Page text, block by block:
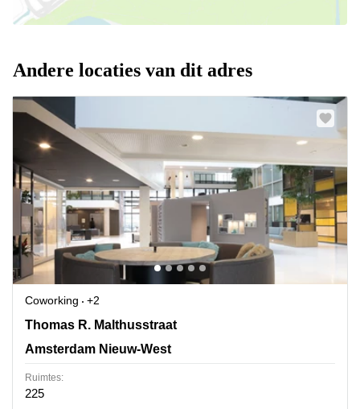
Andere locaties van dit adres
Coworking
+2
Thomas R. Malthusstraat 1-3, Amsterdam Nieuw-West
Thomas R. Malthusstraat
Amsterdam Nieuw-West
Ruimtes:
225